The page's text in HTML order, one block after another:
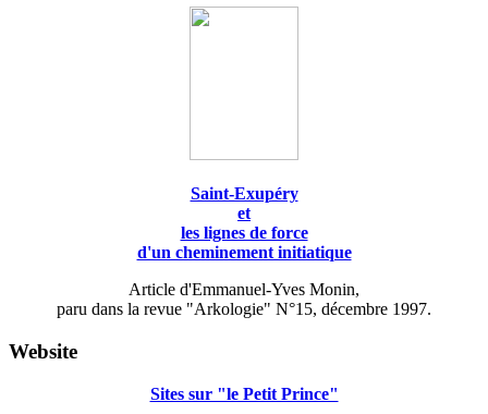
Saint-Exupéry
et
les lignes de force
d'un cheminement initiatique
Article d'Emmanuel-Yves Monin,
paru dans la revue "Arkologie" N°15, décembre 1997.
Website
Sites sur "le Petit Prince"